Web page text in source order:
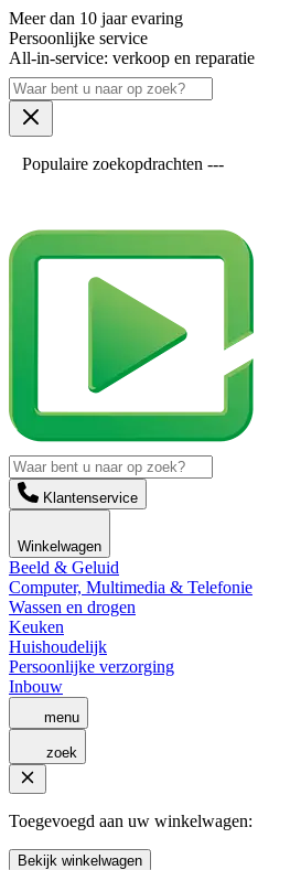
Meer dan 10 jaar evaring
Persoonlijke service
All-in-service: verkoop en reparatie
Populaire zoekopdrachten ---
Klantenservice
Winkelwagen
Beeld & Geluid
Computer, Multimedia & Telefonie
Wassen en drogen
Keuken
Huishoudelijk
Persoonlijke verzorging
Inbouw
menu
zoek
Toegevoegd aan uw winkelwagen:
Bekijk winkelwagen